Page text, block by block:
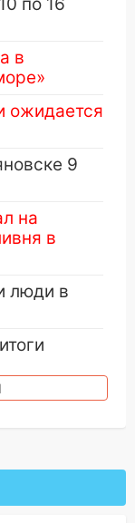
в
ожидается
9
на
в
люди в
в